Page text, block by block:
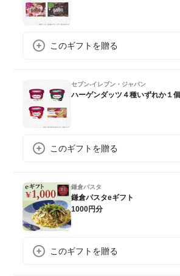
このギフトを贈る
セブン-イレブン・ジャパン
ハーゲンダッツ４種いずれか１個
このギフトを贈る
鎌倉パスタ
鎌倉パスタeギフト
1000円分
このギフトを贈る